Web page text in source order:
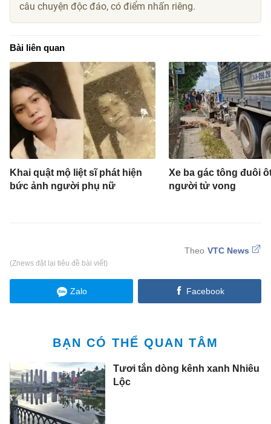
câu chuyện độc đáo, có điểm nhấn riêng.
Bài liên quan
Khai quật mộ liệt sĩ phát hiện
bức ảnh người phụ nữ
Xe ba gác tông đuôi
người tử vong
VTC News
(Znews đặt lại tiêu đề bài viết)
Zalo Facebook
BẠN CÓ THỂ QUAN TÂM
Tươi tắn dòng kênh xanh Nhiêu
Lộc